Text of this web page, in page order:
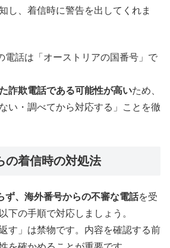
し、着信時に警告を出してくれま
電話は「オーストリアの国番号」で
詐欺電話である可能性が高いため、
い・調べてから対応する」ことを徹
の着信時の対処法
ず、海外番号からの不審な電話を受
下の手順で対応しましょう。
す」は禁物です。内容を確認する前